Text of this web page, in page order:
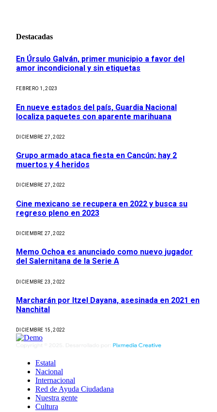
Destacadas
En Úrsulo Galván, primer municipio a favor del
amor incondicional y sin etiquetas
FEBRERO 1, 2023
En nueve estados del país, Guardia Nacional
localiza paquetes con aparente marihuana
DICIEMBRE 27, 2022
Grupo armado ataca fiesta en Cancún; hay 2
muertos y 4 heridos
DICIEMBRE 27, 2022
Cine mexicano se recupera en 2022 y busca su
regreso pleno en 2023
DICIEMBRE 27, 2022
Memo Ochoa es anunciado como nuevo jugador
del Salernitana de la Serie A
DICIEMBRE 23, 2022
Marcharán por Itzel Dayana, asesinada en 2021 en
Nanchital
DICIEMBRE 15, 2022
Estatal
Nacional
Internacional
Red de Ayuda Ciudadana
Nuestra gente
Cultura